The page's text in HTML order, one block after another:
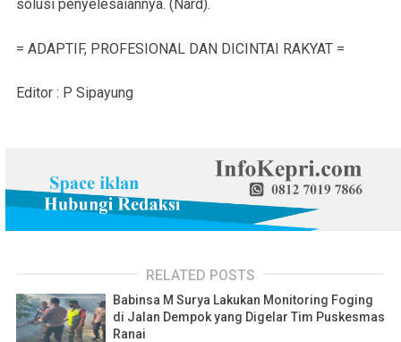
solusi penyelesaiannya. (Nard).
= ADAPTIF, PROFESIONAL DAN DICINTAI RAKYAT =
Editor : P Sipayung
RELATED POSTS
Babinsa M Surya Lakukan Monitoring Foging
di Jalan Dempok yang Digelar Tim Puskesmas
Ranai